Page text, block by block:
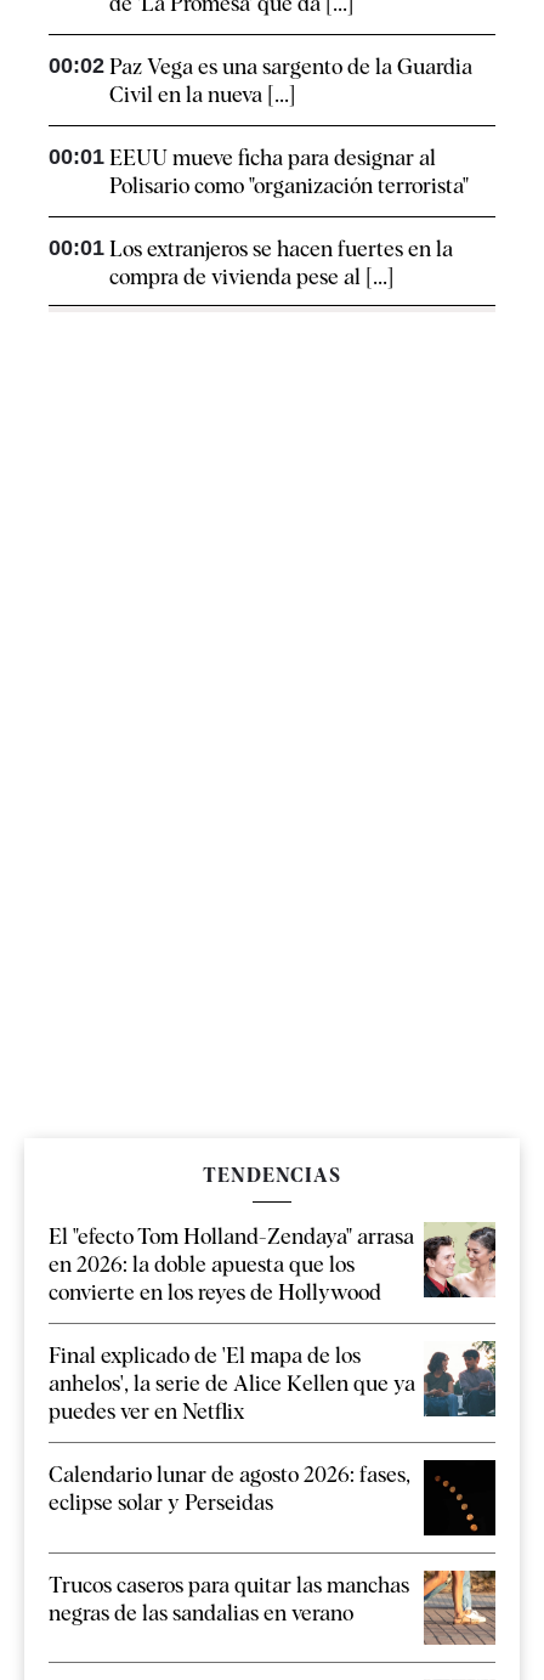
00:02 Paz Vega es una sargento de la Guardia
Civil en la nueva [...]
00:01 EEUU mueve ficha para designar al
Polisario como "organización terrorista"
00:01 Los extranjeros se hacen fuertes en la
compra de vivienda pese al [...]
TENDENCIAS
El "efecto Tom Holland-Zendaya" arrasa
en 2026: la doble apuesta que los
convierte en los reyes de Hollywood
Final explicado de 'El mapa de los
anhelos', la serie de Alice Kellen que ya
puedes ver en Netflix
Calendario lunar de agosto 2026: fases,
eclipse solar y Perseidas
Trucos caseros para quitar las manchas
negras de las sandalias en verano